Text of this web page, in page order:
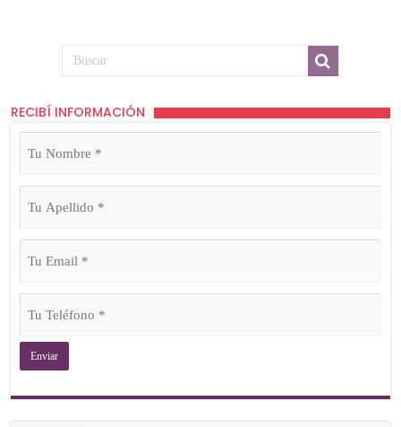
RECIBÍ INFORMACIÓN
Nombre
Apellido
Email
Teléfono